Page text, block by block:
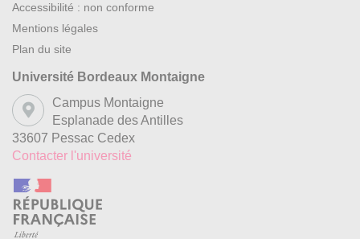
Accessibilité : non conforme
Mentions légales
Plan du site
Université Bordeaux Montaigne
Campus Montaigne
Esplanade des Antilles
33607 Pessac Cedex
Contacter l'université